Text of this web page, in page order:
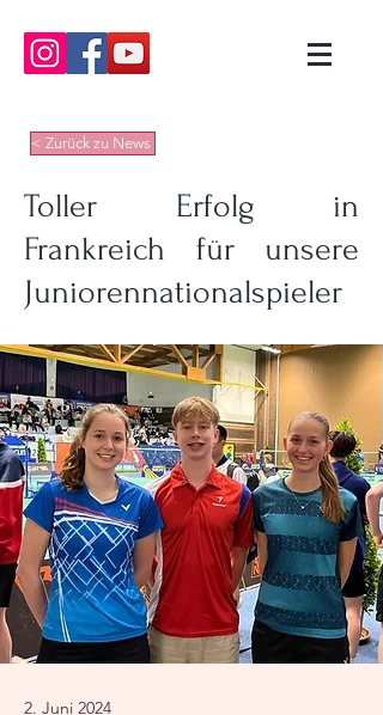
< Zurück zu News
Toller Erfolg in
Frankreich für unsere
Juniorennationalspieler
2. Juni 2024